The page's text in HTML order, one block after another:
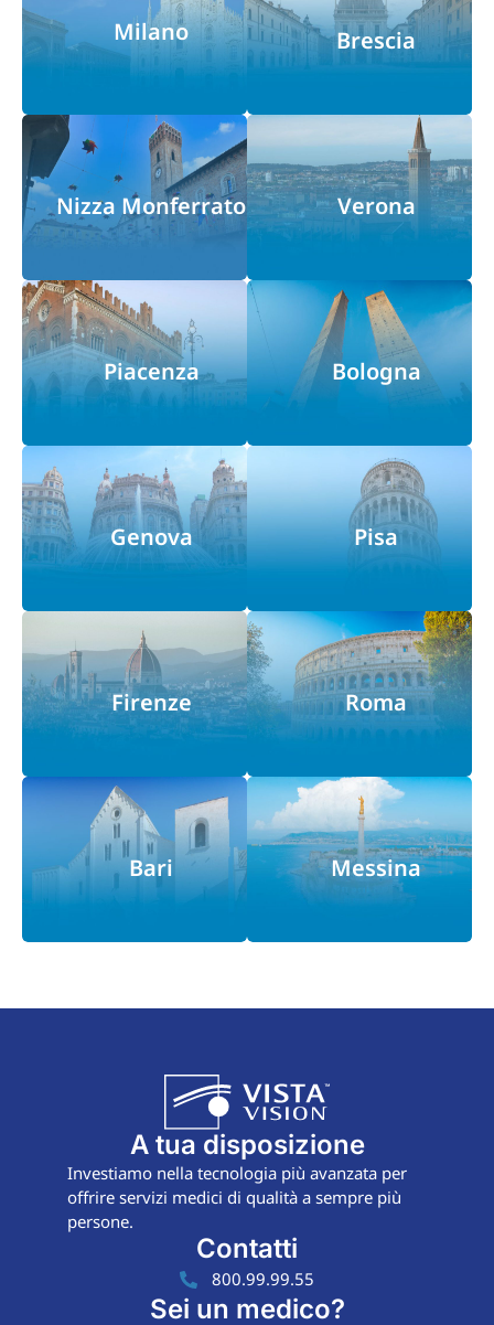
Milano Brescia
Nizza Monferrato Verona
Piacenza Bologna
Genova Pisa
Firenze Roma
Bari Messina
A tua disposizione
Investiamo nella tecnologia più avanzata per
offrire servizi medici di qualità a sempre più
persone.
Contatti
800.99.99.55
Sei un medico?